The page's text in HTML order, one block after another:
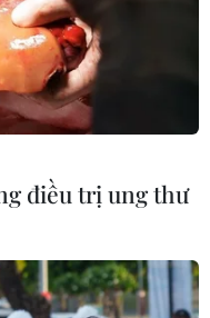
điều trị ung thư